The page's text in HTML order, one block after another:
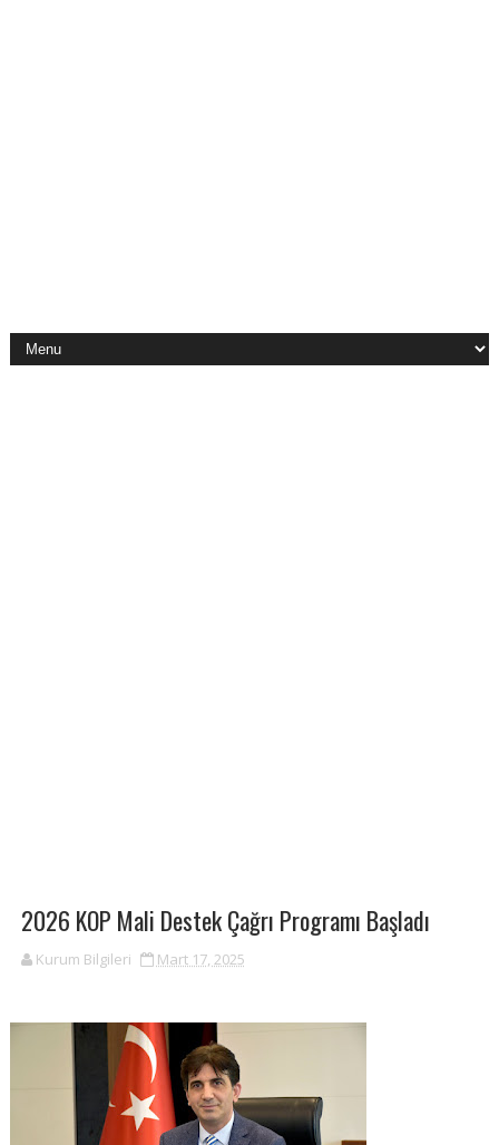
2026 KOP Mali Destek Çağrı Programı Başladı
Kurum Bilgileri Mart 17, 2025